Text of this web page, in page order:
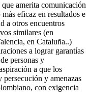
amerita comunicación
eficaz en resultados e
a otros encuentros
similares (en
en Cataluña..)
a lograr garantías
personas y
a que los
persecución y amenazas
con exigencia